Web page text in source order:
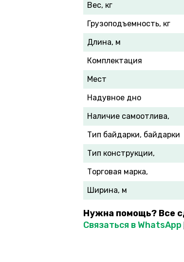
Вес, кг
Грузоподъемность, кг
Длина, м
Комплектация
Мест
Надувное дно
Наличие самоотлива,
Тип байдарки, байдарки
Тип конструкции,
Торговая марка,
Ширина, м
Нужна помощь? Все
Связаться в WhatsApp